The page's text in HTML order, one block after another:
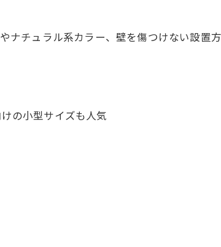
ナチュラル系カラー、壁を傷つけない設置
の小型サイズも人気